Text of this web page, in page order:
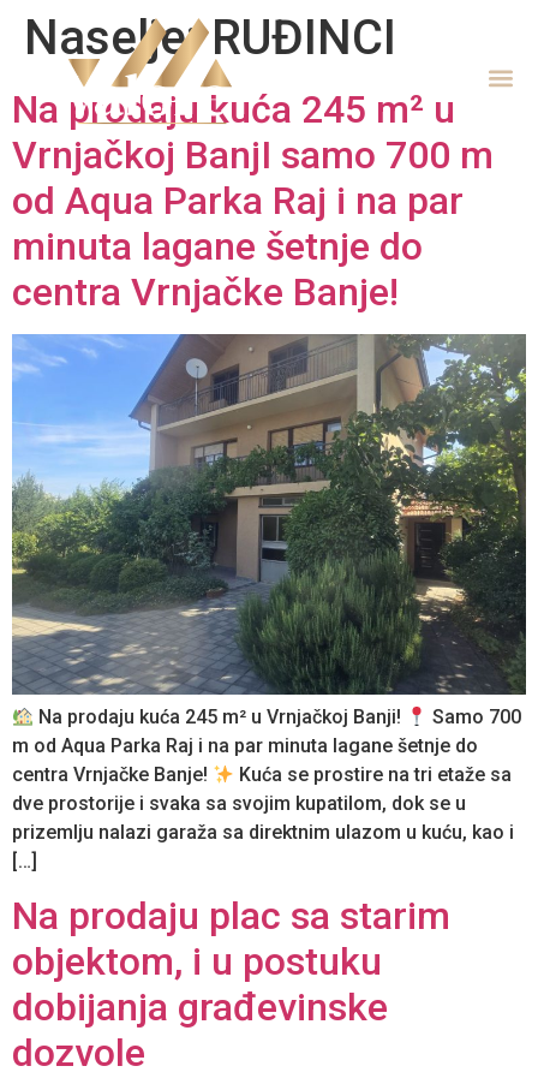
Naselje:RUĐINCI
Na prodaju kuća 245 m² u
Vrnjačkoj BanjI samo 700 m
od Aqua Parka Raj i na par
minuta lagane šetnje do
centra Vrnjačke Banje!
Na prodaju kuća 245 m² u Vrnjačkoj Banji!
Samo 700
m od Aqua Parka Raj i na par minuta lagane šetnje do
centra Vrnjačke Banje!
Kuća se prostire na tri etaže sa
dve prostorije i svaka sa svojim kupatilom, dok se u
prizemlju nalazi garaža sa direktnim ulazom u kuću, kao i
[…]
Na prodaju plac sa starim
objektom, i u postuku
dobijanja građevinske
dozvole